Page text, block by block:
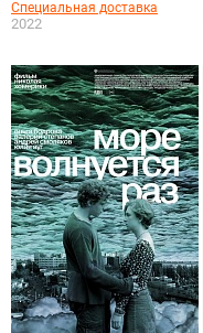
Специальная доставка
2022